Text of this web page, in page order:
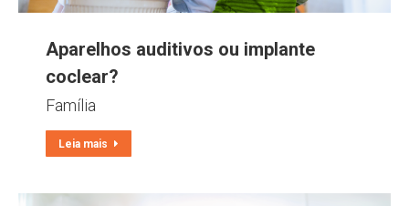
Aparelhos auditivos ou implante
coclear?
Família
Leia mais